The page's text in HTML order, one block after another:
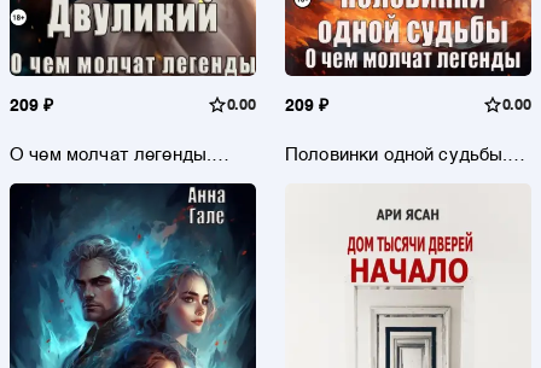
209 ₽ 0.00
О чем молчат легенды.
209 ₽ 0.00
Половинки одной судьбы.